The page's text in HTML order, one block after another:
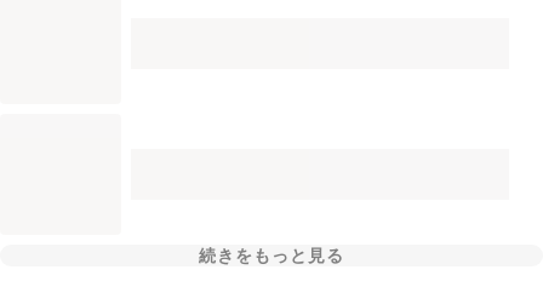
続きをもっと見る